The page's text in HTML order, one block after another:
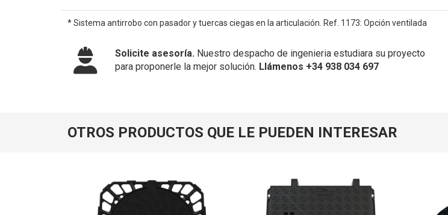
* Sistema antirrobo con pasador y tuercas ciegas en la articulación. Ref. 1173: Opción ventilada
Solicite asesoría. Nuestro despacho de ingenieria estudiara su proyecto
para proponerle la mejor solución. Llámenos +34 938 034 697
OTROS PRODUCTOS QUE LE PUEDEN INTERESAR